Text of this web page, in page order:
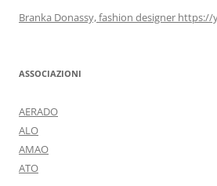
Branka Donassy, fashion designer
ASSOCIAZIONI
AERADO
ALO
AMAO
ATO